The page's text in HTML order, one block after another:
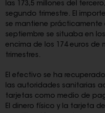
las 173,5 millones del
segundo trimestre. El
se mantiene prácticamente
septiembre se situaba en
encima de los 174 euros de
trimestres.
El efectivo se ha
las autoridades sanitarias
tarjetas como medio de
El dinero físico y la tarjeta